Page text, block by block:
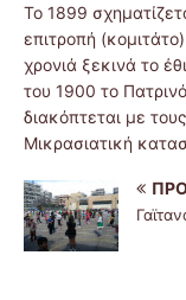
Το 1899
επιτροπή
χρονιά ξεκινά το
του 1900 το
διακόπτεται με
Μικρασιατική